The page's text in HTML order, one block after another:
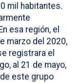
mil habitantes.
esa región, el
marzo del 2020,
registrara el
al 21 de mayo,
este grupo